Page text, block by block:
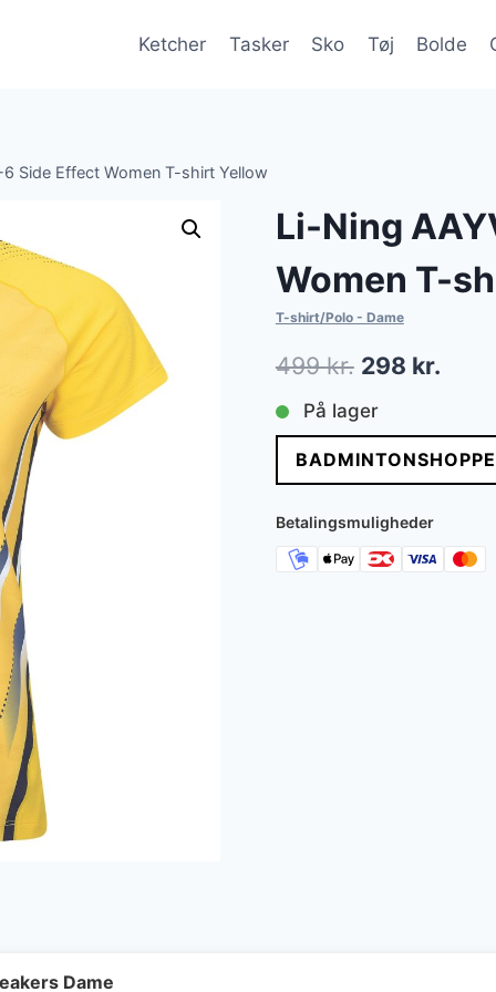
Ketcher Tasker Sko Tøj Bolde
Side Effect Women T-shirt Yellow
Li-Ning
Women T-
T-shirt/Polo - Dame
499kr. Den
oprindelige
pris
var:
499 kr..
298 kr.Den
pris
er:
På lager
Betalingsmuligheder
Dame